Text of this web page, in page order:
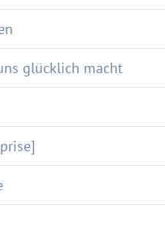
glücklich macht